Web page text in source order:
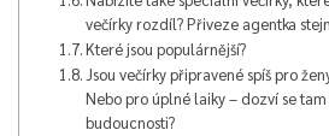
večírky rozdíl? Přiveze agentka
Které jsou populárnější?
Jsou večírky připravené spíš pro
Nebo pro úplné laiky – dozví se
budoucnosti?